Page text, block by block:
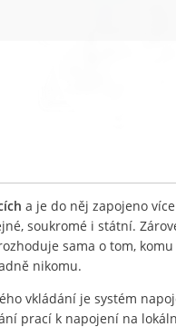
a je do něj zapojeno
soukromé i státní.
sama o tom,
nikomu.
vkládání je systém
prací k napojení na